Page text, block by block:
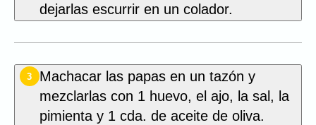
dejarlas escurrir en un colador.
3
Machacar las papas en un tazón y
mezclarlas con 1 huevo, el ajo, la sal, la
pimienta y 1 cda. de aceite de oliva.